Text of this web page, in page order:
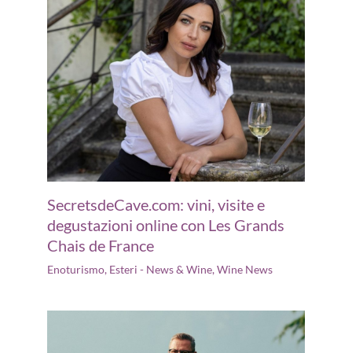
SecretsdeCave.com: vini, visite e
degustazioni online con Les Grands
Chais de France
Enoturismo, Esteri - News & Wine,Wine News